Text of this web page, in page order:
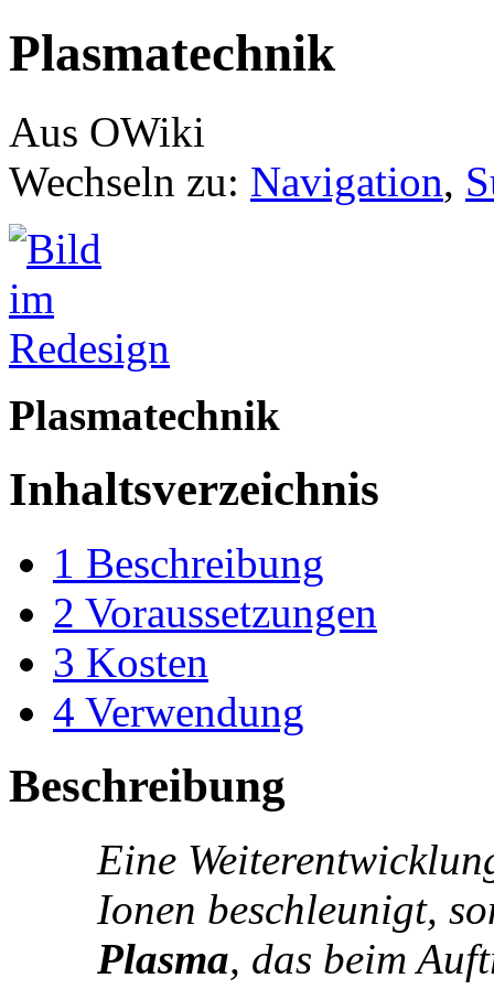
Plasmatechnik
Aus OWiki
Wechseln zu: Navigation,
Plasmatechnik
Inhaltsverzeichnis
1 Beschreibung
2 Voraussetzungen
3 Kosten
4 Verwendung
Beschreibung
Eine
Ionen beschleunigt,
Plasma, das beim